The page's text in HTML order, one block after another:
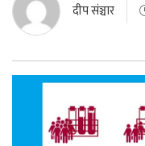
दीप संञ्चार